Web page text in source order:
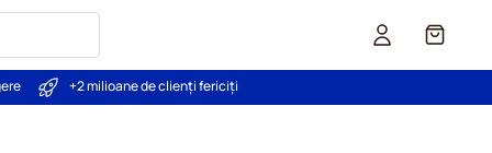
Coș
+2 milioane de clienți fericiți